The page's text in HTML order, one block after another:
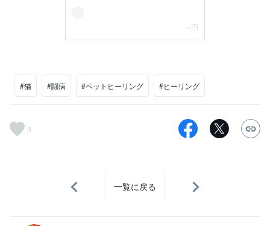
#猫 #闘病 #ペットヒーリング #ヒーリング
9
一覧に戻る